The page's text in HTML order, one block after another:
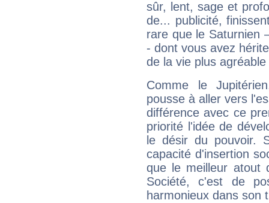
sûr, lent, sage et
de... publicité,
rare que le Saturnien
- dont vous avez
de la vie plus
Comme le
pousse à aller vers
différence avec ce
priorité l'idée de
le désir du pouvoir.
capacité d'insertion
que le meilleur atout
Société, c'est de
harmonieux dans son